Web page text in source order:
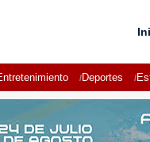
Deportes